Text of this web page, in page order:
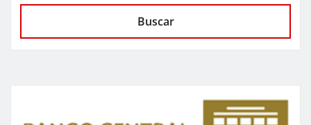
Buscar